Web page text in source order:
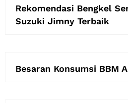
Rekomendasi Bengkel
Suzuki Jimny Terbaik
Besaran Konsumsi BBM